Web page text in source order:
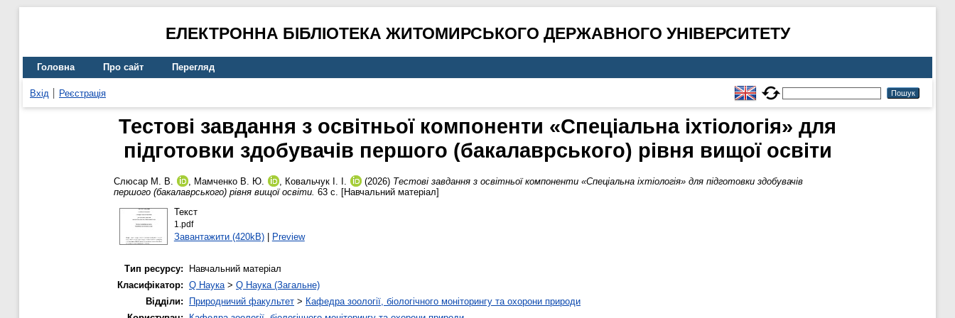
ЕЛЕКТРОННА БІБЛІОТЕКА ЖИТОМИРСЬКОГО ДЕРЖАВНОГО УНІВЕРСИТЕТУ
Головна Про сайт Перегляд
Вхід Реєстрація
Тестові завдання з освітньої компоненти «Спеціальна іхтіологія» для
підготовки здобувачів першого (бакалаврського) рівня вищої освіти
Слюсар М. В. , Мамченко В. Ю. , Ковальчук І. І. (2026) Тестові завдання з освітньої компоненти «Спеціальна іхтіологія» для підготовки здобувачів
першого (бакалаврського) рівня вищої освіти. 63 с. [Навчальний матеріал]
Текст
1.pdf
Завантажити (420kB)| Preview
Тип ресурсу:
Навчальний матеріал
Класифікатор: Q Наука> Q Наука (Загальне)
Відділи:
Природничий факультет > Кафедра зоології, біологічного моніторингу та охорони природи